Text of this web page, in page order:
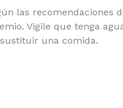
las recomendaciones
Vigile que tenga
una comida.